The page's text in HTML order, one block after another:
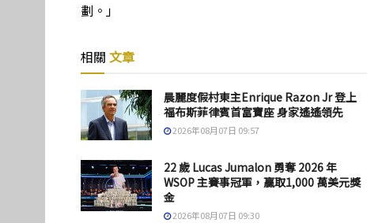
劃。」
相關 文章
晨麗度假村東主Enrique Razon Jr 登上
福布斯菲律賓首富寶座 身家遙遙領先
2026年08月07日 09:57
22 歲 Lucas Jumalon 勇奪 2026 年
WSOP 主賽事冠軍，贏取1,000 萬美元獎
金
2026年08月07日 09:30